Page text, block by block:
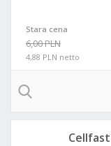
Stara cena
6,00 PLN
4,88 PLN netto